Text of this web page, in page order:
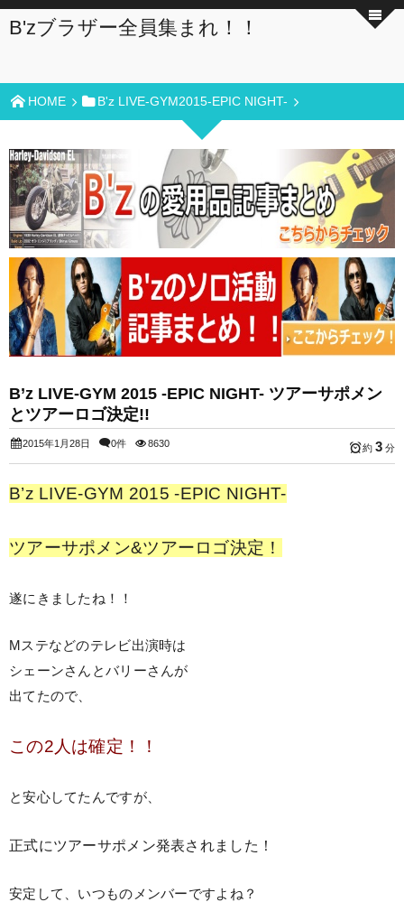
B'zブラザー全員集まれ！！
HOME B'z LIVE-GYM2015-EPIC NIGHT-
B’z LIVE-GYM 2015 -EPIC NIGHT- ツアーサポメン
とツアーロゴ決定!!
2015年1月28日 0件 8630 約 3 分
B’z LIVE-GYM 2015 -EPIC NIGHT-
ツアーサポメン&ツアーロゴ決定！
遂にきましたね！！
Mステなどのテレビ出演時は
シェーンさんとバリーさんが
出てたので、
この2人は確定！！
と安心してたんですが、
正式にツアーサポメン発表されました！
安定して、いつものメンバーですよね？